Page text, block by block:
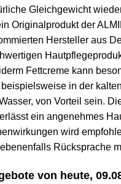
Gleichgewicht
Originalprodukt der
Hersteller aus
Fettcreme kann
in der
von Vorteil sein.
ein angenehmes
wird
Rücksprache
von heute,